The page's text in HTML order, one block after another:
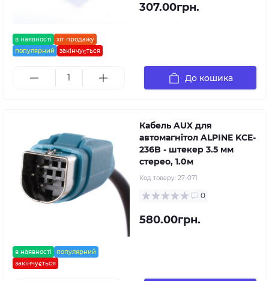
в наявності
хіт продажу
популярний
закінчується
307.00грн.
До кошика
в наявності
популярний
закінчується
Кабель AUX для
автомагнітол ALPINE KCE-
236B - штекер 3.5 мм
стерео, 1.0м
Код товару: 27-071
0
580.00грн.